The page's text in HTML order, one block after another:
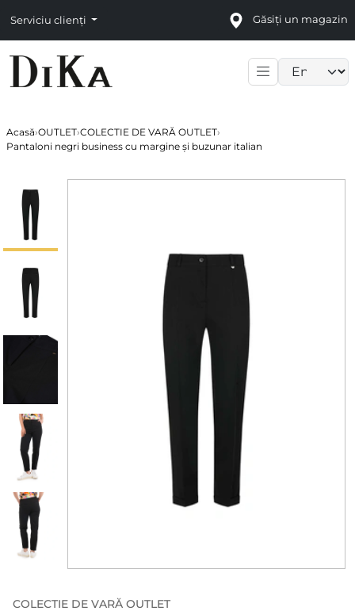
Serviciu clienți Găsiți un magazin
Acasă›OUTLET›COLECTIE DE VARĂ OUTLET›
Pantaloni negri business cu margine și buzunar italian
COLECTIE DE VARĂ OUTLET